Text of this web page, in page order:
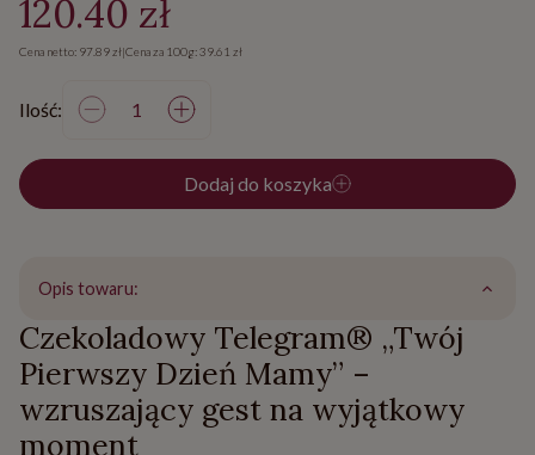
120.40 zł
Cena netto: 97.89 zł|Cena za 100g: 39.61 zł
Ilość:
Dodaj do koszyka
Opis towaru:
Czekoladowy Telegram® „Twój
Pierwszy Dzień Mamy” –
wzruszający gest na wyjątkowy
moment